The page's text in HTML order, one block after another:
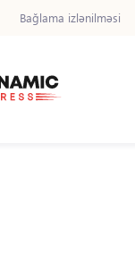
Bağlama izlənilməsi